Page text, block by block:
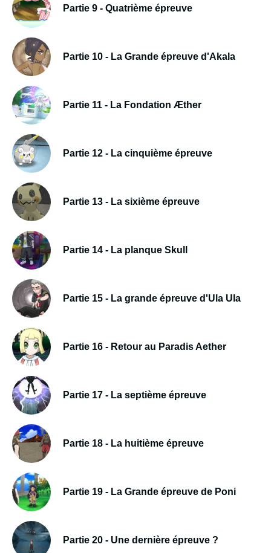
Partie 9 - Quatrième épreuve
Partie 10 - La Grande épreuve d'Akala
Partie 11 - La Fondation Æther
Partie 12 - La cinquième épreuve
Partie 13 - La sixième épreuve
Partie 14 - La planque Skull
Partie 15 - La grande épreuve d'Ula Ula
Partie 16 - Retour au Paradis Aether
Partie 17 - La septième épreuve
Partie 18 - La huitième épreuve
Partie 19 - La Grande épreuve de Poni
Partie 20 - Une dernière épreuve ?